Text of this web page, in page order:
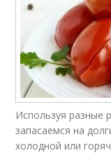
Используя разные
запасаемся на
холодной или